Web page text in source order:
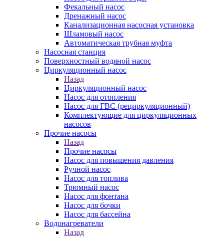
Фекальный насос
Дренажный насос
Канализационная насосная установка
Шламовый насос
Автоматическая трубная муфта
Насосная станция
Поверхностный водяной насос
Циркуляционный насос
Назад
Циркуляционный насос
Насос для отопления
Насос для ГВС (рециркуляционный)
Комплектующие для циркуляционных
насосов
Прочие насосы
Назад
Прочие насосы
Насос для повышения давления
Ручной насос
Насос для топлива
Трюмный насос
Насос для фонтана
Насос для бочки
Насос для бассейна
Водонагреватели
Назад